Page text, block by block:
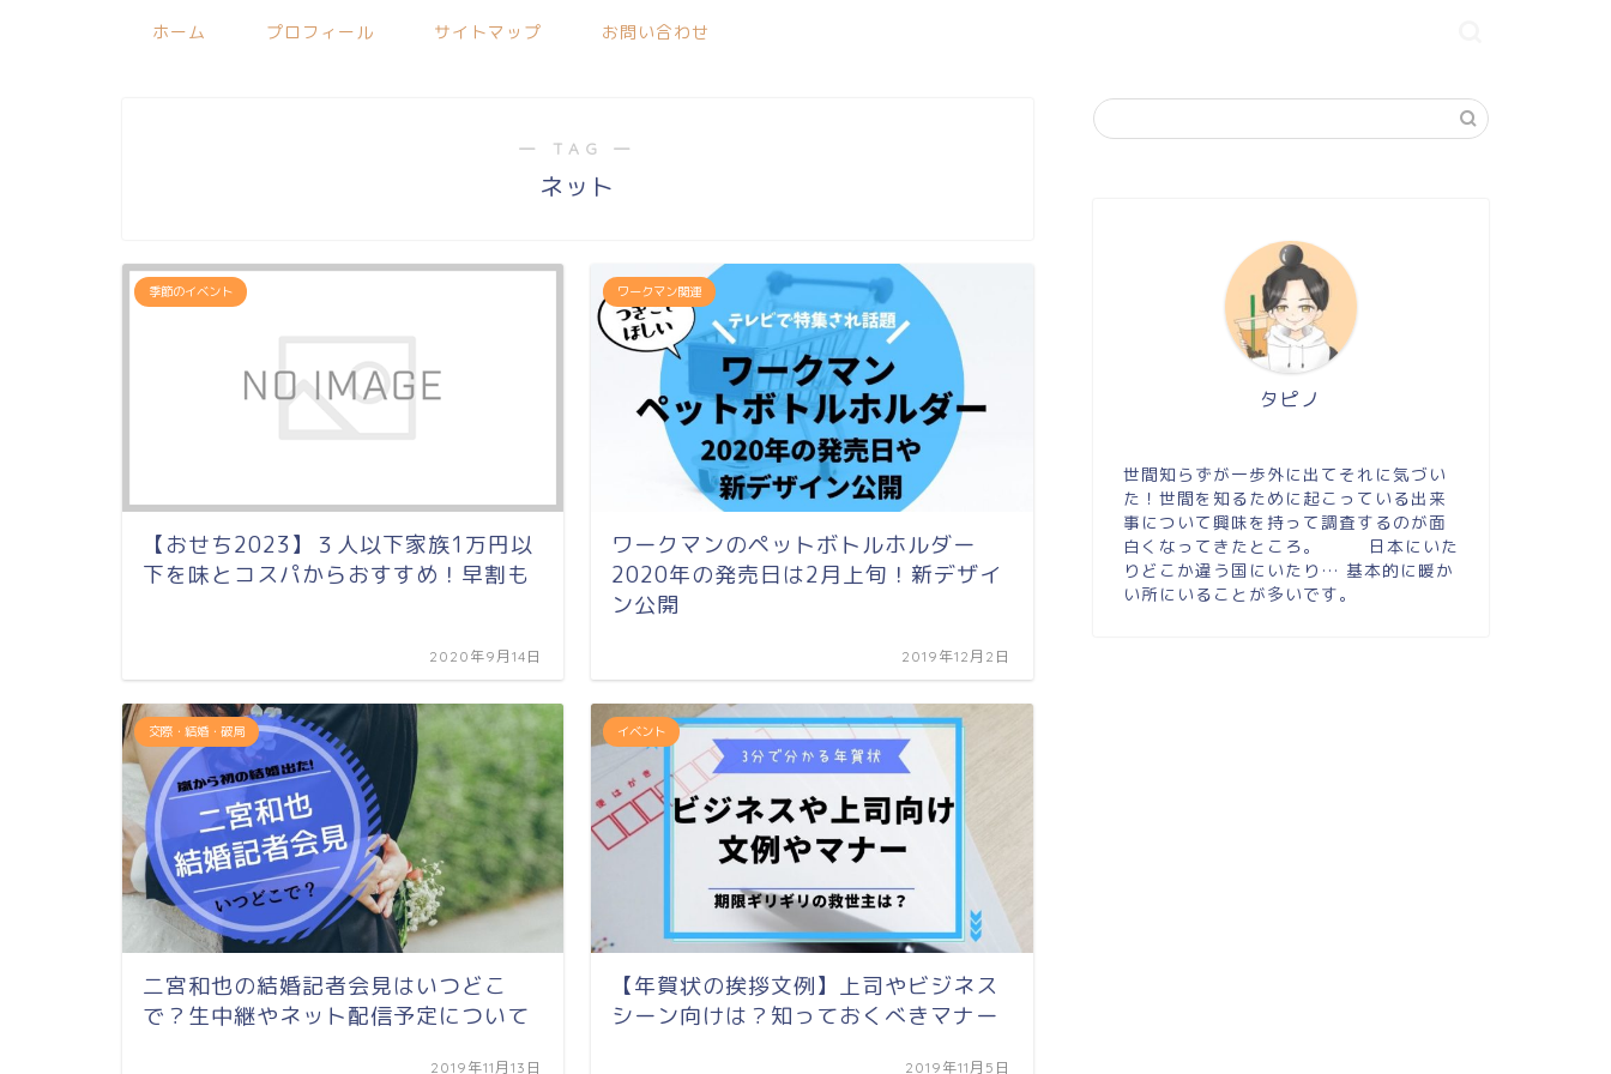
ホーム プロフィール サイトマップ お問い合わせ
― TAG ―
ネット
季節のイベント
【おせち2023】３人以下家族1万円以
下を味とコスパからおすすめ！早割も
2020年9月14日
ワークマン関連
ワークマンのペットボトルホルダー
2020年の発売日は2月上旬！新デザイ
ン公開
2019年12月2日
交際・結婚・破局
二宮和也の結婚記者会見はいつどこ
で？生中継やネット配信予定について
2019年11月13日
イベント
【年賀状の挨拶文例】上司やビジネス
シーン向けは？知っておくべきマナー
2019年11月5日
タピノ
世間知らずが一歩外に出てそれに気づい
た！世間を知るために起こっている出来
事について興味を持って調査するのが面
白くなってきたところ。 日本にいた
りどこか違う国にいたり… 基本的に暖か
い所にいることが多いです。